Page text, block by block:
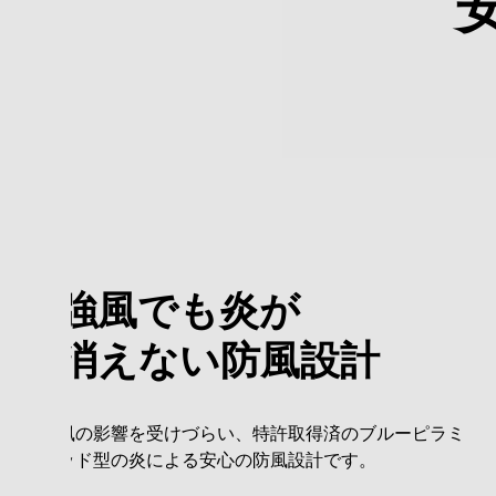
強風でも炎が
消えない防風設計
風の影響を受けづらい、特許取得済のブルーピラミ
ッド型の炎による安心の防風設計です。